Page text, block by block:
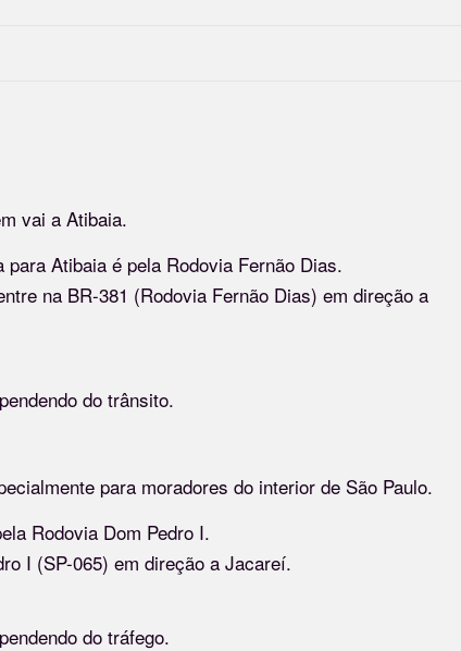
vai a Atibaia.
Atibaia é pela Rodovia Fernão Dias.
na BR-381 (Rodovia Fernão Dias) em direção a
do trânsito.
para moradores do interior de São Paulo.
Rodovia Dom Pedro I.
I (SP-065) em direção a Jacareí.
do tráfego.